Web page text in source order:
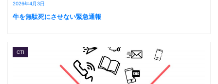
2026年4月3日
牛を無駄死にさせない緊急通報
CTI